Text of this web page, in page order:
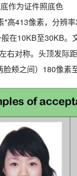
作为证件照底色
*高413像素，分辨
在10KB至30KB。
右对称。头顶发际
颊之间）180像素